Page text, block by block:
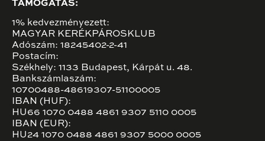
TÁMOGATÁS:
1% kedvezményezett:
MAGYAR KERÉKPÁROSKLUB
Adószám: 18245402-2-41
Postacím:
Székhely: 1133 Budapest, Kárpát u. 48.
Bankszámlaszám:
10700488-48619307-51100005
IBAN (HUF):
HU66 1070 0488 4861 9307 5110 0005
IBAN (EUR):
HU24 1070 0488 4861 9307 5000 0005